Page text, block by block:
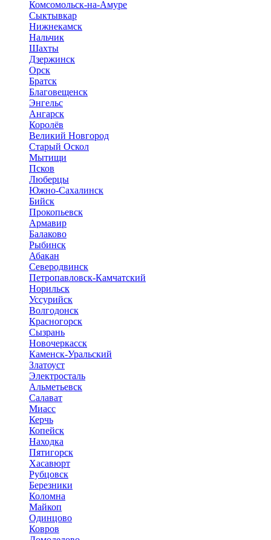
Комсомольск-на-Амуре
Сыктывкар
Нижнекамск
Нальчик
Шахты
Дзержинск
Орск
Братск
Благовещенск
Энгельс
Ангарск
Королёв
Великий Новгород
Старый Оскол
Мытищи
Псков
Люберцы
Южно-Сахалинск
Бийск
Прокопьевск
Армавир
Балаково
Рыбинск
Абакан
Северодвинск
Петропавловск-Камчатский
Норильск
Уссурийск
Волгодонск
Красногорск
Сызрань
Новочеркасск
Каменск-Уральский
Златоуст
Электросталь
Альметьевск
Салават
Миасс
Керчь
Копейск
Находка
Пятигорск
Хасавюрт
Рубцовск
Березники
Коломна
Майкоп
Одинцово
Ковров